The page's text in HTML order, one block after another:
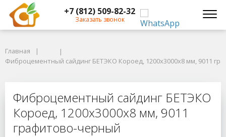
+7 (812) 509-82-32
Заказать звонок
Фиброцементный сайдинг БЕТЭКО Короед, 1200х3000х8 мм, 9011
Фиброцементный сайдинг
Главная
Фиброцементный сайдинг БЕТЭКО Короед, 1200х3000х8 мм, 9011
Фиброцементный сайдинг БЕТЭКО
Короед, 1200х3000х8 мм, 9011
графитово-черный